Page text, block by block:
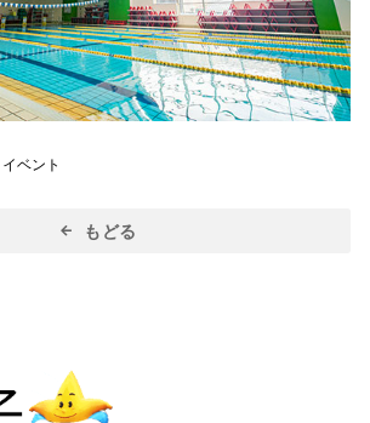
イベント
もどる